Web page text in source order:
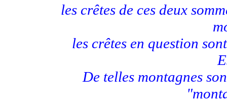
les crêtes de ces deux
les crêtes en question
De telles montagnes